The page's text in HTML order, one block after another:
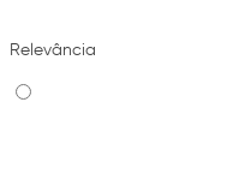
Relevância